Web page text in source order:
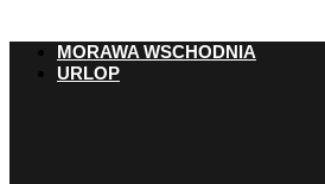
MORAWA WSCHODNIA
URLOP